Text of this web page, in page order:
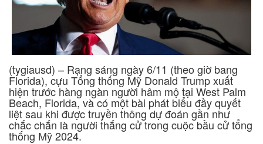
(tygiausd) – Rạng sáng ngày 6/11 (theo giờ bang
Florida), cựu Tổng thống Mỹ Donald Trump xuất
hiện trước hàng ngàn người hâm mộ tại West Palm
Beach, Florida, và có một bài phát biểu đầy quyết
liệt sau khi được truyền thông dự đoán gần như
chắc chắn là người thắng cử trong cuộc bầu cử tổng
thống Mỹ 2024.